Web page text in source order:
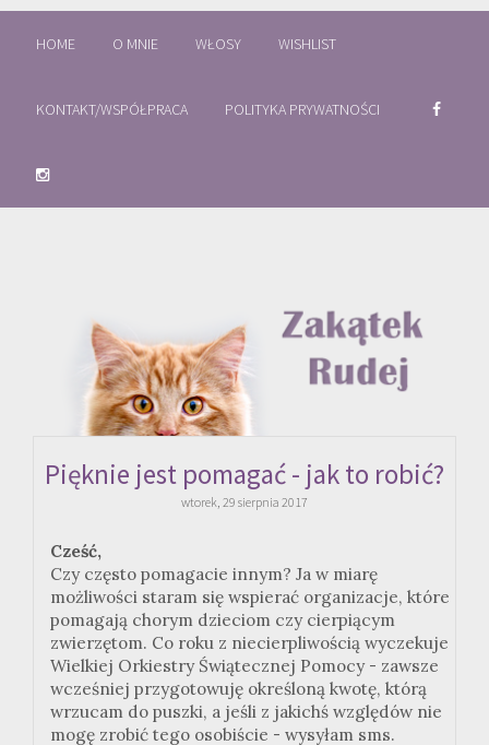
HOME O MNIE WŁOSY WISHLIST
KONTAKT/WSPÓŁPRACA POLITYKA PRYWATNOŚCI
Pięknie jest pomagać - jak to robić?
wtorek, 29 sierpnia 2017
Cześć,
Czy często pomagacie innym? Ja w miarę
możliwości staram się wspierać organizacje, które
pomagają chorym dzieciom czy cierpiącym
zwierzętom. Co roku z niecierpliwością wyczekuje
Wielkiej Orkiestry Świątecznej Pomocy - zawsze
wcześniej przygotowuję określoną kwotę, którą
wrzucam do puszki, a jeśli z jakichś względów nie
mogę zrobić tego osobiście - wysyłam sms.